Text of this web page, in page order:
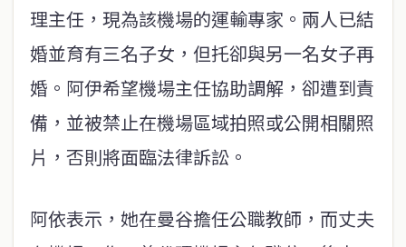
理主任，現為該機場的運輸專家。兩人已結
婚並育有三名子女，但托卻與另一名女子再
婚。阿伊希望機場主任協助調解，卻遭到責
備，並被禁止在機場區域拍照或公開相關照
片，否則將面臨法律訴訟。
阿依表示，她在曼谷擔任公職教師，而丈夫